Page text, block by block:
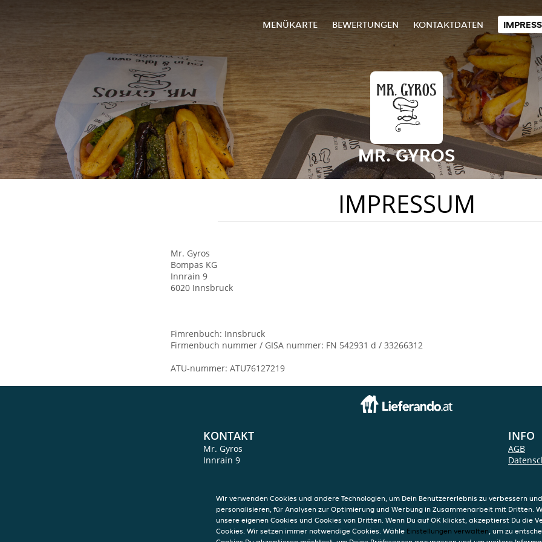
MENÜKARTE BEWERTUNGEN KONTAKTDATEN
MR. GYROS
IMPRESSUM
Mr. Gyros
Bompas KG
Innrain 9
6020 Innsbruck
Fimrenbuch: Innsbruck
Firmenbuch nummer / GISA nummer: FN 542931 d / 33266312
ATU-nummer: ATU76127219
KONTAKT
Mr. Gyros
Innrain 9
INFO
AGB
Wir verwenden Cookies und andere Technologien, um Dein Benutzererlebnis zu verbessern
personalisieren, für Analysen zur Optimierung und Werbung in Zusammenarbeit mit Dritten.
unsere eigenen Cookies und Cookies von Dritten. Wenn Du auf OK klickst, akzeptierst Du die
Cookies. Wir setzen immer notwendige Cookies. Wähle Einstellungen verwalten, um zu